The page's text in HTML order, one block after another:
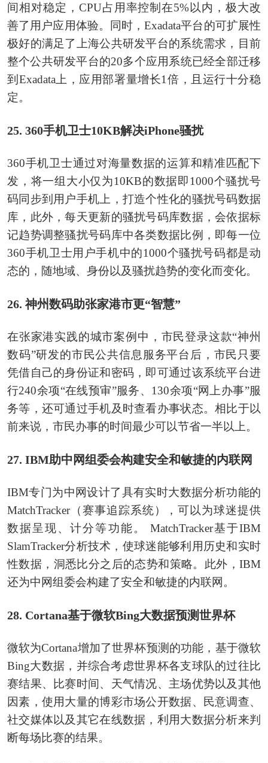
间相对稳定，CPU占用率控制在5%以内，极大改
善了用户应用体验。同时，Exadata平台的可扩展性
极好的满足了上海公共研发平台的系统需求，目前
整个公共研发平台的20多个应用系统已经全部迁移
到Exadata上，应用部署量增长1倍，且运行十分稳
定。
25. 360手机卫士10KB解决iPhone骚扰
360手机卫士通过对海量数据的运算和精准匹配下
发，将一组大小仅为10KB的数据即1000个骚扰号
码同步到用户手机上，打造个性化的骚扰号码数据
库，此外，每天更新的骚扰号码库数据，会依据标
记趋势调整骚扰号码库中各类数据比例，即每一位
360手机卫士用户手机中的1000个骚扰号码都是动
态的，随地域、身份以及骚扰趋势的变化而变化。
26. 神州数码助张家港市更“智慧”
在张家港实践的城市案例中，市民登录这款“神州
数码”研发的市民公共信息服务平台后，市民只要
凭借自己的身份证和密码，即可通过该系统平台进
行240余项“在线预审”服务、130余项“网上办事”服
务等，还可通过手机及时查看办事状态。相比于以
前来说，市民办事的时间最少可以节省一半以上。
27. IBM助中网组委会构建安全和敏捷的内联网
IBM专门为中网设计了具有实时大数据分析功能的
MatchTracker（赛事追踪系统），可以为球迷提供
数据呈现、计分等功能。 MatchTracker基于IBM
SlamTracker分析技术，使球迷能够利用历史和实时
性数据，洞悉比分之后的态势和策略。此外，IBM
还为中网组委会构建了安全和敏捷的内联网。
28. Cortana基于微软Bing大数据预测世界杯
微软为Cortana增加了世界杯预测的功能，基于微软
Bing大数据，并综合考虑世界杯各支球队的过往比
赛结果、比赛时间、天气情况、主场优势以及其他
因素，使用大量的博彩市场公开数据、民意调查、
社交媒体以及其它在线数据，利用大数据分析来判
断每场比赛的结果。